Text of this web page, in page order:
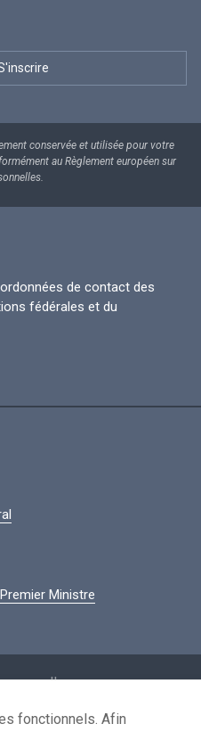
conservée et utilisée pour votre
au Règlement européen sur
de contact des
fédérales et du
Ministre
réutilisation
fonctionnels. Afin